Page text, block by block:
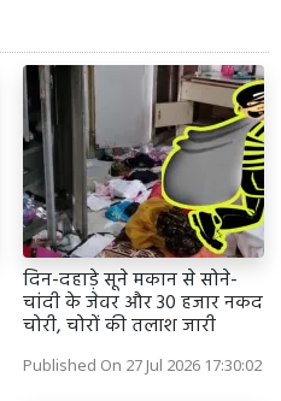
दिन-दहाड़े सूने मकान से सोने-
चांदी के जेवर और 30 हजार नकद
चोरी, चोरों की तलाश जारी
Published On 27 Jul 2026 17:30:02